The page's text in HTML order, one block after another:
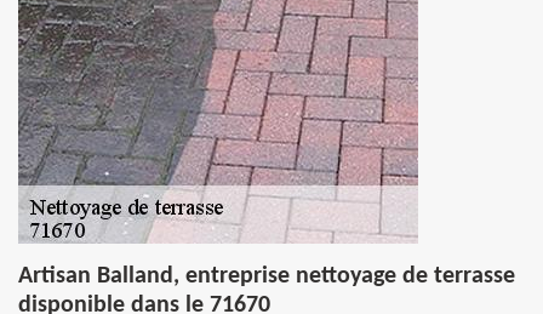
Artisan Balland, entreprise nettoyage de terrasse
disponible dans le 71670